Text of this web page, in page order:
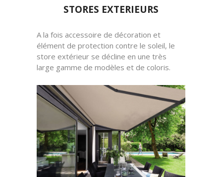
STORES EXTERIEURS
A la fois accessoire de décoration et
élément de protection contre le soleil, le
store extérieur se décline en une très
large gamme de modèles et de coloris.